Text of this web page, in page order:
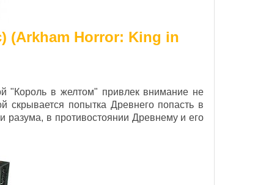
(Arkham Horror: King in
"Король в желтом" привлек внимание не
скрывается попытка Древнего попасть в
разума, в противостоянии Древнему и его